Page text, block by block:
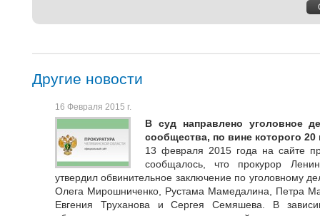
Другие новости
16 Февраля 2015 г.
В суд направлено уголовное
сообщества, по вине которого
13 февраля 2015 года на сайте
сообщалось, что прокурор
утвердил обвинительное заключение по уголовному
Олега Мирошниченко, Рустама Мамедалина, Петра
Евгения Труханова и Сергея Семяшева. В